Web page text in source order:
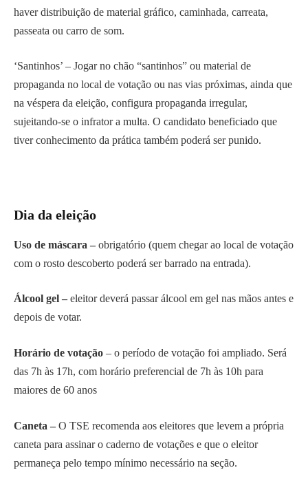
haver distribuição de material gráfico, caminhada, carreata,
passeata ou carro de som.
‘Santinhos’ – Jogar no chão “santinhos” ou material de
propaganda no local de votação ou nas vias próximas, ainda que
na véspera da eleição, configura propaganda irregular,
sujeitando-se o infrator a multa. O candidato beneficiado que
tiver conhecimento da prática também poderá ser punido.
Dia da eleição
Uso de máscara – obrigatório (quem chegar ao local de votação
com o rosto descoberto poderá ser barrado na entrada).
Álcool gel – eleitor deverá passar álcool em gel nas mãos antes e
depois de votar.
Horário de votação – o período de votação foi ampliado. Será
das 7h às 17h, com horário preferencial de 7h às 10h para
maiores de 60 anos
Caneta – O TSE recomenda aos eleitores que levem a própria
caneta para assinar o caderno de votações e que o eleitor
permaneça pelo tempo mínimo necessário na seção.